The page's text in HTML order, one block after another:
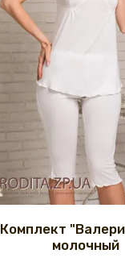
Комплект
молочный